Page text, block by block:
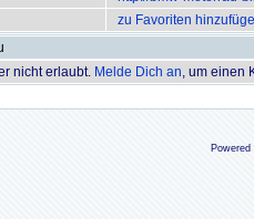
zu Favoriten
nicht erlaubt. Melde Dich an, um einen